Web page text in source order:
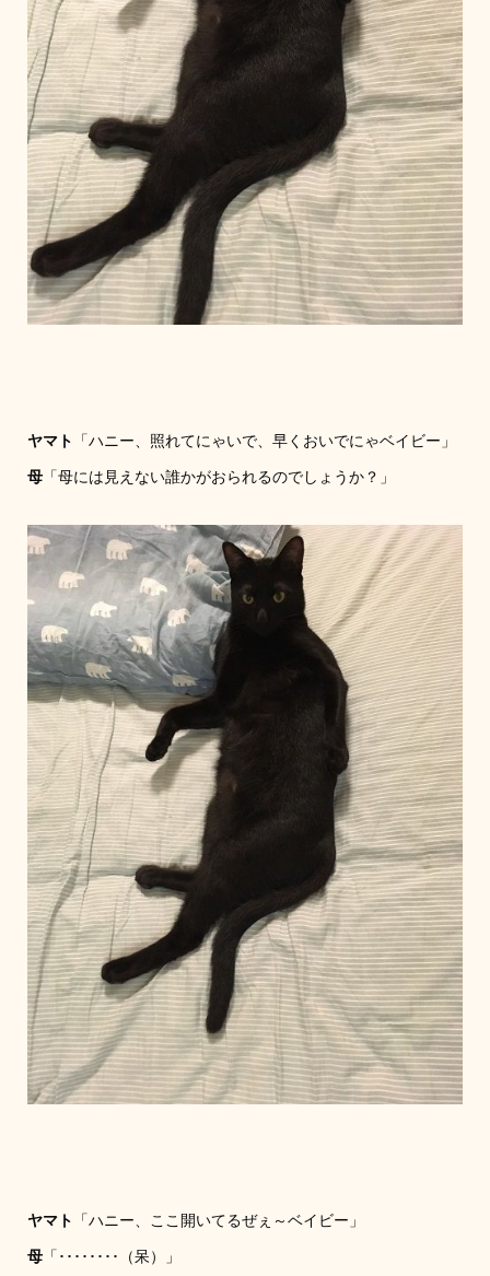
ヤマト 「ハニー、照れてにゃいで、早くおいでにゃベイビー」
母「母には見えない誰かがおられるのでしょうか？」
ヤマト 「ハニー、ここ開いてるぜぇ～ベイビー」
母「････････（呆）」